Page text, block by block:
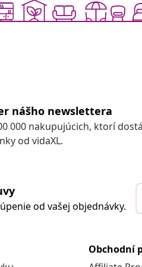
nášho newslettera
000 nakupujúcich, ktorí
od vidaXL.
od vašej objednávky.
Obchodní